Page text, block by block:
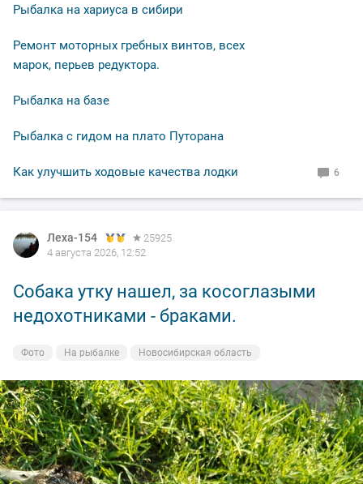
Рыбалка на хариуса в сибири
Ремонт моторных гребных винтов, всех
марок, перьев редуктора.
Рыбалка на базе
Рыбалка с гидом на плато Путорана
Как улучшить ходовые качества лодки 6
Леха-154
25925
4 августа 2026, 12:52
Собака утку нашел, за косоглазыми
недохотниками - браками.
Фото На рыбалке Новосибирская область